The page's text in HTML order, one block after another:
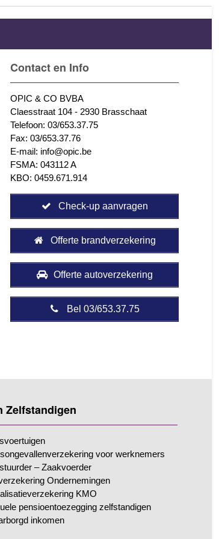
Contact en Info
OPIC & CO BVBA
Claesstraat 104 - 2930 Brasschaat
Telefoon: 03/653.37.75
Fax: 03/653.37.76
E-mail: info@opic.be
FSMA: 043112 A
KBO: 0459.671.914
Check-up aanvragen
Offerte brandverzekering
Offerte autoverzekering
Bel 03/653.37.75
Zelfstandigen
voor werknemers
– Zaakvoerder
Ondernemingen
KMO
pensioentoezegging zelfstandigen
inkomen